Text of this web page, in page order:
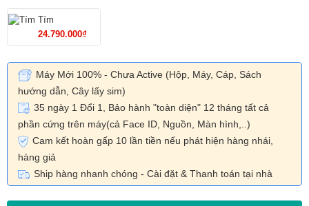
Tím
24.790.000₫
Máy Mới 100% - Chưa Active (Hộp, Máy, Cáp, Sách
hướng dẫn, Cây lấy sim)
35 ngày 1 Đổi 1, Bảo hành "toàn diện" 12 tháng tất cả
phần cứng trên máy(cả Face ID, Nguồn, Màn hình,..)
Cam kết hoàn gấp 10 lần tiền nếu phát hiện hàng nhái,
hàng giả
Ship hàng nhanh chóng - Cài đặt & Thanh toán tại nhà